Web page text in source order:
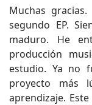
Muchas
segundo EP.
maduro. He
producción
estudio. Ya no
proyecto más
aprendizaje.